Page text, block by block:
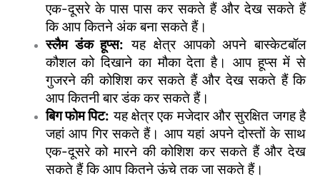
एक-दूसरे के पास पास कर सकते हैं और देख सकते हैं
कि आप कितने अंक बना सकते हैं।
स्लैम डंक हूप्स: यह क्षेत्र आपको अपने बास्केटबॉल
कौशल को दिखाने का मौका देता है। आप हूप्स में से
गुजरने की कोशिश कर सकते हैं और देख सकते हैं कि
आप कितनी बार डंक कर सकते हैं।
बिग फोम पिट: यह क्षेत्र एक मजेदार और सुरक्षित जगह है
जहां आप गिर सकते हैं। आप यहां अपने दोस्तों के साथ
एक-दूसरे को मारने की कोशिश कर सकते हैं और देख
सकते हैं कि आप कितने ऊंचे तक जा सकते हैं।